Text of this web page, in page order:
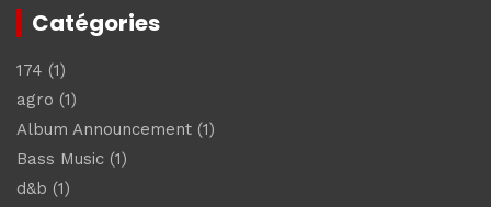
Catégories
174 (1)
agro (1)
Album Announcement (1)
Bass Music (1)
d&b (1)